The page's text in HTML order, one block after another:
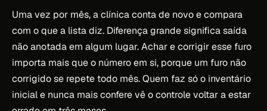
Uma vez por mês, a clínica conta de novo e compara
com o que a lista diz. Diferença grande significa saída
não anotada em algum lugar. Achar e corrigir esse furo
importa mais que o número em si, porque um furo não
corrigido se repete todo mês. Quem faz só o inventário
inicial e nunca mais confere vê o controle voltar a estar